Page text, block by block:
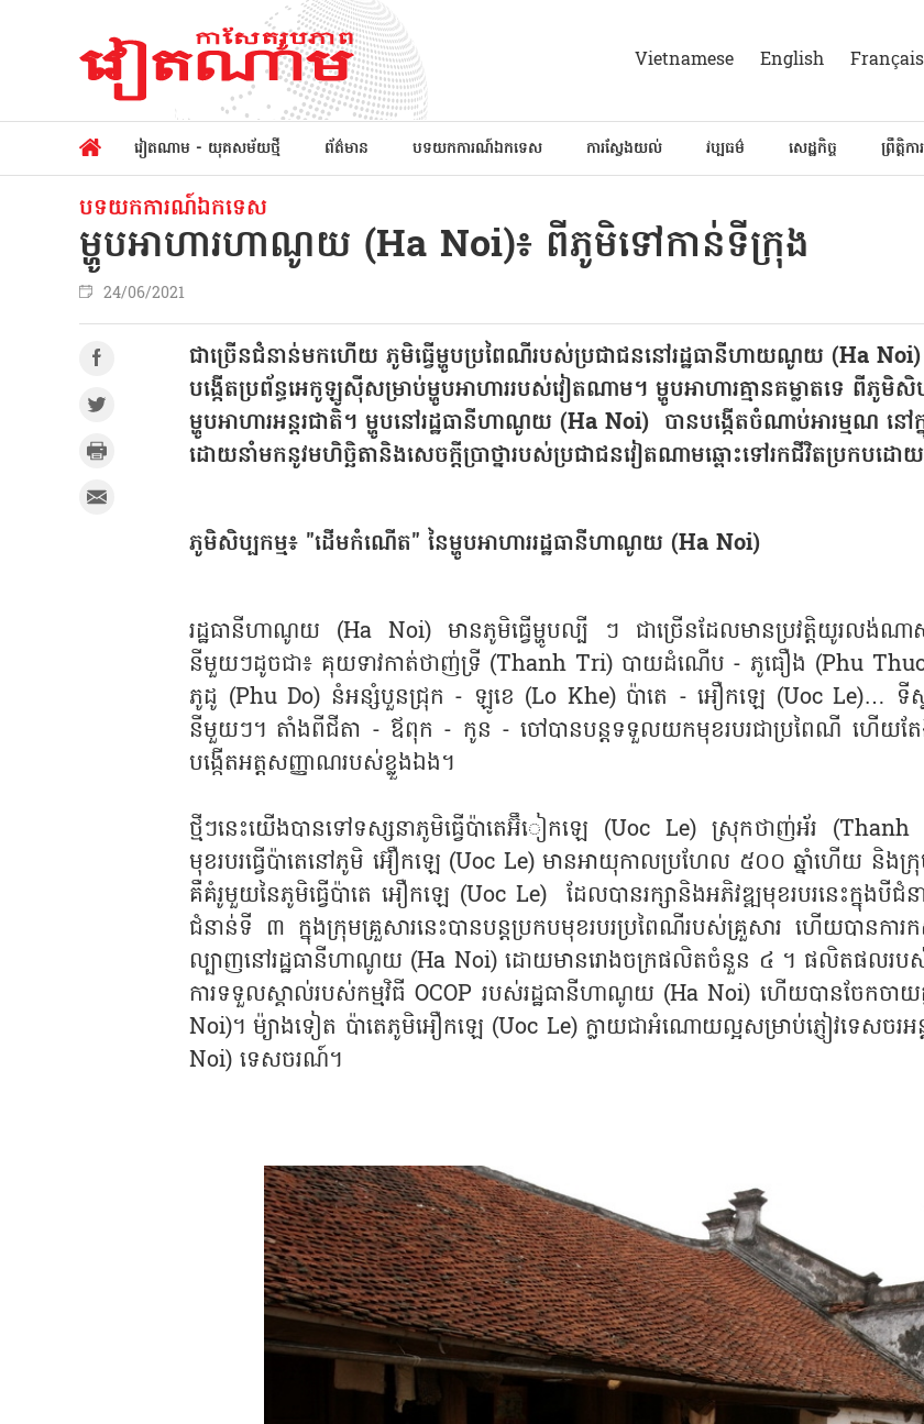
Vietnamese English Français
វៀតណាម - យុគសម័យថ្មី ព័ត៌មាន បទយកការណ៍ឯកទេស ការស្វែងយល់ វប្បធម៌ សេដ្ឋកិច្ច ព្រឹត្តិ
បទយកការណ៍ឯកទេស
ម្ហូបអាហារហាណូយ (Ha Noi)៖ ពីភូមិទៅកាន់ទីក្រុង
24/06/2021
ជាច្រើនជំនាន់មកហើយ ភូមិធ្វើម្ហូបប្រពៃណី​របស់ប្រជាជននៅរដ្ឋធានីហាយណូយ (Ha Noi)
បង្កើតប្រព័ន្ធអេកូឡូស៊ីសម្រាប់ម្ហូបអាហាររបស់វៀតណាម។ ម្ហូបអាហារគ្មានគម្លាតទេ ពីភូ
ម្ហូបអាហារអន្តរជាតិ។ ម្ហូបនៅរដ្ឋធានីហាណូយ (Ha Noi) បានបង្កើតចំណាប់អារម្មណ នៅ
ដោយនាំមកនូវមហិច្ឆិតានិងសេចក្តីប្រាថ្នារបស់ប្រជាជនវៀតណាមឆ្ពោះទៅរកជីវិតប្រកបដ
ភូមិសិប្បកម្ម៖ "ដើមកំណើត" នៃម្ហូបអាហាររដ្ឋធានីហាណូយ (Ha Noi)
រដ្ឋធានីហាណូយ (Ha Noi) មានភូមិធ្វើម្ហូបល្បី ៗ ជាច្រើនដែលមានប្រវត្តិយូរលង់
នីមួយៗដូចជា៖ គុយទាវកាត់ថាញ់ទ្រី (Thanh Tri) បាយដំណើប - ភូធឿង (Phu
ភូដូ (Phu Do) នំអន្សំបួនជ្រុក - ឡូខេ (Lo Khe) ប៉ាតេ - អឿកឡេ (Uoc Le)… ទីស្ថាន
នីមួយៗ។ តាំងពីជីតា - ឪពុក - កូន - ចៅបានបន្តទទួលយកមុខរបរជាប្រពៃណី ហើយតែងតែរ
បង្កើតអត្តសញ្ញាណរបស់ខ្លួងឯង។
ថ្មីៗនេះយើងបានទៅទស្សនាភូមិធ្វើប៉ាតេអ៊ឹៀកឡេ (Uoc Le) ស្រុកថាញ់អ័រ (Thanh
មុខរបរធ្វើប៉ាតេនៅភូមិ អ៊ឿកឡេ (Uoc Le) មានអាយុកាលប្រហែល ៥០០ ឆ្នាំហើយ និ
គឺគំរូមួយនៃភូមិធ្វើប៉ាតេ អឿកឡេ (Uoc Le) ដែលបានរក្សានិងអភិវឌ្ឍមុខរបរនេះក្នុ
ជំនាន់ទី ៣ ក្នុងក្រុមគ្រួសារនេះបានបន្តប្រកបមុខរបរប្រពៃណីរបស់គ្រួសារ ហើយប
ល្បាញនៅរដ្ឋធានីហាណូយ (Ha Noi) ដោយមានរោងចក្រផលិតចំនួន ៤ ។ ផលិតផល
ការទទួលស្គាល់របស់កម្មវិធី OCOP របស់រដ្ឋធានីហាណូយ (Ha Noi) ហើយបានចែកចាយ
Noi)។ ម៉្យាងទៀត ប៉ាតេភូមិអឿកឡេ (Uoc Le) ក្លាយជាអំណោយល្អសម្រាប់ភ្ញៀវទេសចរ
Noi) ទេសចរណ៍។